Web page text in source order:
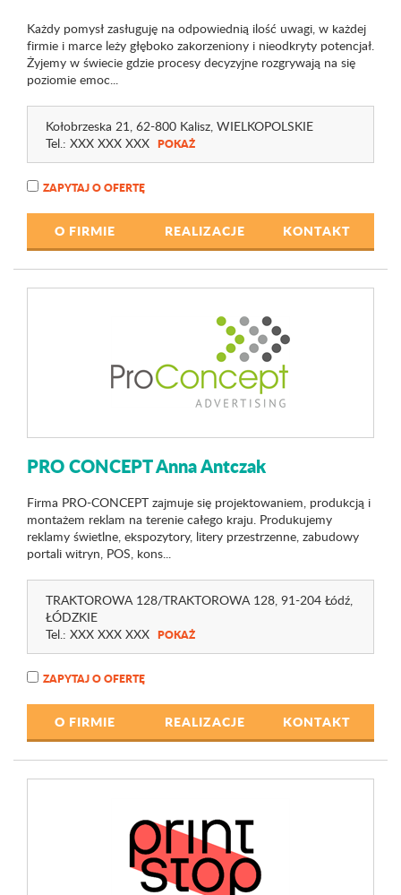
Każdy pomysł zasługuję na odpowiednią ilość uwagi, w każdej
firmie i marce leży głęboko zakorzeniony i nieodkryty potencjał.
Żyjemy w świecie gdzie procesy decyzyjne rozgrywają na się
poziomie emoc...
Kołobrzeska 21, 62-800 Kalisz, WIELKOPOLSKIE
Tel.: XXX XXX XXX POKAŻ
ZAPYTAJ O OFERTĘ
O FIRMIE REALIZACJE KONTAKT
PRO CONCEPT Anna Antczak
Firma PRO-CONCEPT zajmuje się projektowaniem, produkcją i
montażem reklam na terenie całego kraju. Produkujemy
reklamy świetlne, ekspozytory, litery przestrzenne, zabudowy
portali witryn, POS, kons...
TRAKTOROWA 128/TRAKTOROWA 128, 91-204 Łódź,
ŁÓDZKIE
Tel.: XXX XXX XXX POKAŻ
ZAPYTAJ O OFERTĘ
O FIRMIE REALIZACJE KONTAKT